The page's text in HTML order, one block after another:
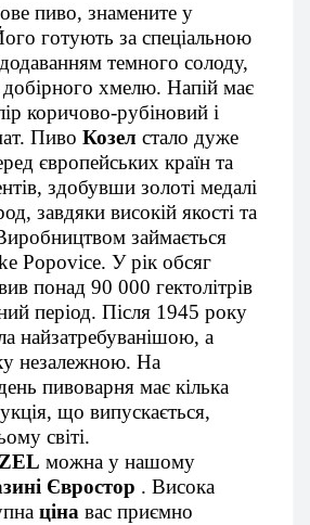
пиво, знамените у
готують за спеціальною
темного солоду,
добірного хмелю. Напій має
коричово-рубіновий і
Пиво Козел стало дуже
європейських країн та
здобувши золоті медалі
завдяки високій якості та
займається
Popovice. У рік обсяг
понад 90 000 гектолітрів
період. Після 1945 року
найзатребуванішою, а
незалежною. На
пивоварня має кілька
що випускається,
світі.
можна у нашому
Євростор . Висока
ціна вас приємно